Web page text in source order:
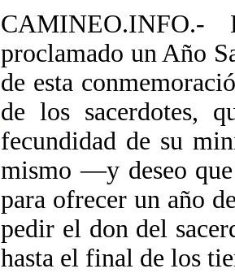
proclamado un Año
de esta
de los sacerdotes,
fecundidad de su
mismo —y deseo
para ofrecer un año
pedir el don del
hasta el final de los